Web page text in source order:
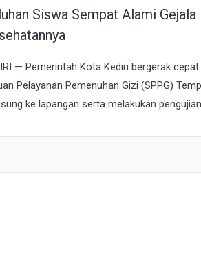
Siswa Sempat Alami
— Pemerintah Kota Kediri bergerak
Pelayanan Pemenuhan Gizi (SPPG)
ke lapangan serta melakukan